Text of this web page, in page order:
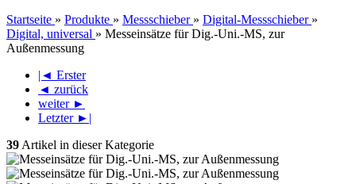
Startseite » Produkte » Messschieber » Digital-Messschieber »
Digital, universal » Messeinsätze für Dig.-Uni.-MS, zur
Außenmessung
|◄ Erster
◄ zurück
weiter ►
Letzter ►|
39 Artikel in dieser Kategorie